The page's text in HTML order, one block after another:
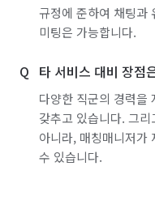
규정에 준하여 채팅과
미팅은 가능합니다.
타 서비스 대비 장점
다양한 직군의 경력을
갖추고 있습니다. 그
아니라, 매칭매니저가
수 있습니다.